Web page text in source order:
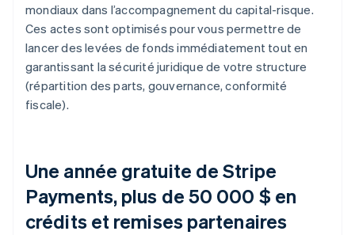
mondiaux dans l’accompagnement du capital-risque.
Ces actes sont optimisés pour vous permettre de
lancer des levées de fonds immédiatement tout en
garantissant la sécurité juridique de votre structure
(répartition des parts, gouvernance, conformité
fiscale).
Une année gratuite de Stripe
Payments, plus de 50 000 $ en
crédits et remises partenaires